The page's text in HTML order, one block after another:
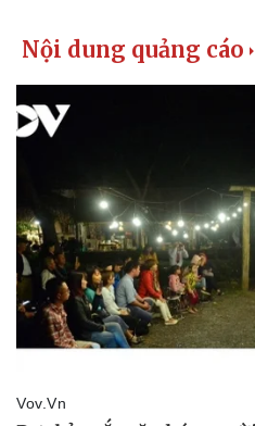
Vụ án
Tin nóng
Tư vấn luật